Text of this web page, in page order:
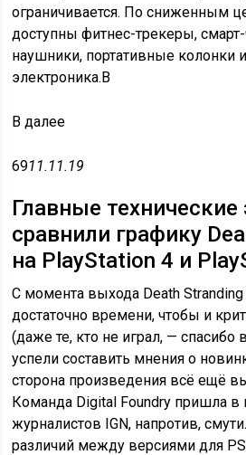
ограничивается. По сниженным
доступны фитнес-трекеры,
наушники, портативные колонки
электроника.В
Вдалее
6911.11.19
Главные технические
сравнили графику
на PlayStation 4 и
С момента выхода Death
достаточно времени, чтобы и
(даже те, кто не играл, —
успели составить мнения о
сторона произведения всё ещё
Команда Digital Foundry пришла в
журналистов IGN, напротив,
различий между версиями для